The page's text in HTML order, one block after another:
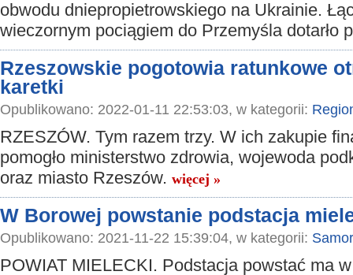
obwodu dniepropietrowskiego na Ukrainie.
wieczornym pociągiem do Przemyśla dotarło
Rzeszowskie pogotowia ratunkowe
karetki
Opublikowano: 2022-01-11 22:53:03, w kategorii:
RZESZÓW. Tym razem trzy. W ich zakupie
pomogło ministerstwo zdrowia, wojewoda
oraz miasto Rzeszów. więcej »
W Borowej powstanie podstacja
Opublikowano: 2021-11-22 15:39:04, w kategorii:
POWIAT MIELECKI. Podstacja powstać ma